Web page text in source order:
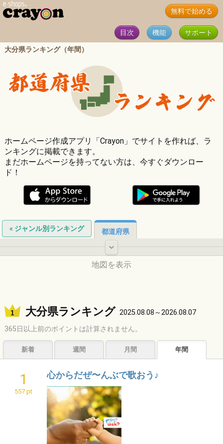
無料で始める
目次 機能
サポート
大分県ランキング（年間）
ホームページ作成アプリ「Crayon」でサイトを作れば、ラ
ンキングに掲載できます。
まだホームページを持ってない方は、今すぐダウンロー
ド！
« ジャンル別ランキング 都道府県
-
近畿
中国
四国
地図を表示
大分県ランキング 2025.08.08～2026.08.07
365日以上前のポイントは計算されません。
新着 週間 月間 年間
1
557 pt
心からだぜ〜んぶで歌おう♪